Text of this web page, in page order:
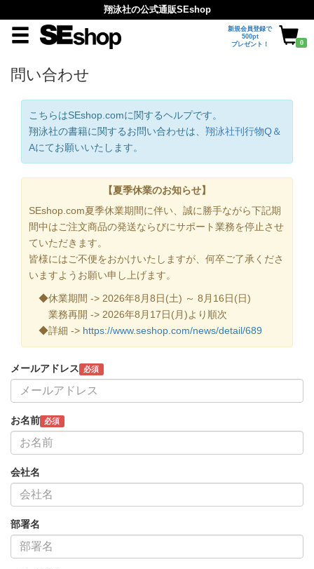
翔泳社の公式通販SEshop
新規会員登録で
500pt
プレゼント！
0
問い合わせ
こちらはSEshop.comに関するヘルプです。
翔泳社の書籍に関するお問い合わせは、 翔泳社刊行物Q＆
Aにてお願いいたします。
【夏季休業のお知らせ】
SEshop.com夏季休業期間に伴い、誠に勝手ながら下記期
間中はご注文商品の発送ならびにサポート業務を停止させ
ていただきます。
皆様にはご不便をおかけいたしますが、何卒ご了承くださ
いますようお願い申し上げます。
◆休業期間 -> 2026年8月8日(土) ～ 8月16日(日)
業務再開 -> 2026年8月17日(月)より順次
◆詳細 -> https://www.seshop.com/news/detail/689
メールアドレス 必須
お名前 必須
会社名
部署名